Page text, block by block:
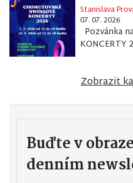
Stanislava
07. 07. 2026
Pozvánka
KONCERTY
Zobrazit
Buďte v
denním